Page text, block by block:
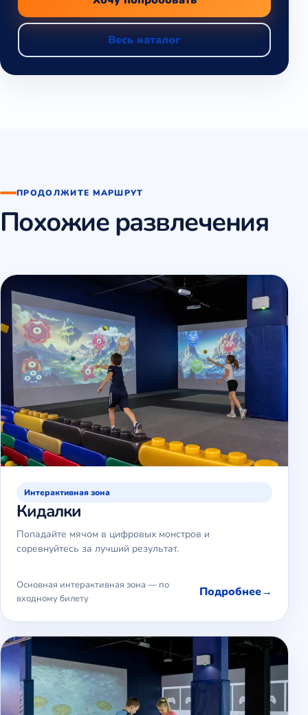
Весь каталог
ПРОДОЛЖИТЕ МАРШРУТ
Похожие развлечения
Интерактивная зона
Кидалки
Попадайте мячом в цифровых монстров и
соревнуйтесь за лучший результат.
Основная интерактивная зона — по
входному билету
Подробнее